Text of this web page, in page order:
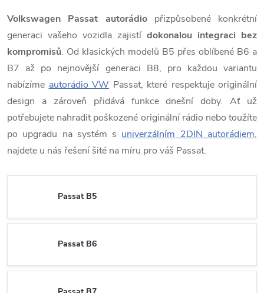
Volkswagen Passat autorádiopřizpůsobené konkrétní
generaci vašeho vozidla zajistí dokonalou integraci bez
kompromisů. Od klasických modelů B5 přes oblíbené B6 a
B7 až po nejnovější generaci B8, pro každou variantu
nabízíme autorádio VW Passat, které respektuje originální
design a zároveň přidává funkce dnešní doby. Ať už
potřebujete nahradit poškozené originální rádio nebo toužíte
po upgradu na systém s univerzálním 2DIN autorádiem,
najdete u nás řešení šité na míru pro váš Passat.
Passat B5
Passat B6